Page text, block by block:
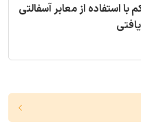
استفاده از معابر آسفالتی